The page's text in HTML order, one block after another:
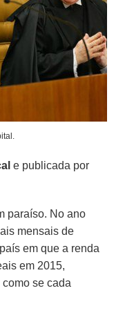
e publicada por
paraíso. No ano
mensais de
em que a renda
em 2015,
como se cada